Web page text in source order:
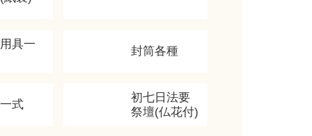
具一
封筒各種
式
初七日法要
祭壇(仏花付)